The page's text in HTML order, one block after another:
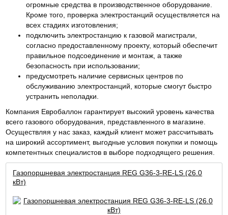
огромные средства в производственное оборудование.
Кроме того, проверка электростанций осуществляется на
всех стадиях изготовления;
подключить электростанцию к газовой магистрали,
согласно предоставленному проекту, который обеспечит
правильное подсоединение и монтаж, а также
безопасность при использовании;
предусмотреть наличие сервисных центров по
обслуживанию электростанций, которые смогут быстро
устранить неполадки.
Компания Евробаллон гарантирует высокий уровень качества
всего газового оборудования, представленного в магазине.
Осуществляя у нас заказ, каждый клиент может рассчитывать
на широкий ассортимент, выгодные условия покупки и помощь
компетентных специалистов в выборе подходящего решения.
Газопоршневая электростанция REG G36-3-RE-LS (26.0
кВт)